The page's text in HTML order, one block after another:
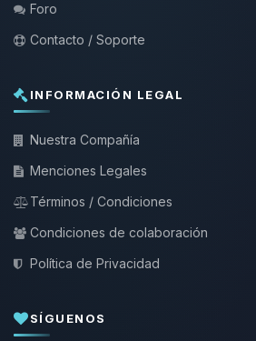
Foro
Contacto / Soporte
INFORMACIÓN LEGAL
Nuestra Compañía
Menciones Legales
Términos / Condiciones
Condiciones de colaboración
Política de Privacidad
SÍGUENOS